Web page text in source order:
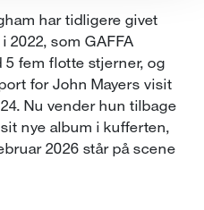
har tidligere givet
2022, som GAFFA
fem flotte stjerner, og
for John Mayers visit
Nu vender hun tilbage
nye album i kufferten,
2026 står på scene